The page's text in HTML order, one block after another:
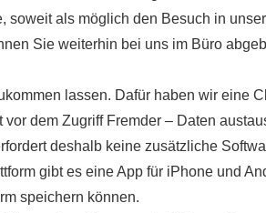
soweit als möglich den Besuch in
Sie weiterhin bei uns im Büro
lassen. Dafür haben wir eine
dem Zugriff Fremder – Daten
deshalb keine zusätzliche
gibt es eine App für iPhone und
speichern können.